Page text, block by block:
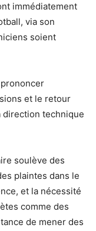
immédiatement
via son
soient
et le retour
direction technique
soulève des
plaintes dans le
et la nécessité
comme des
de mener des